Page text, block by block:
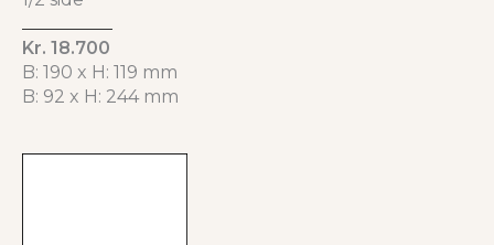
Kr. 18.700
B: 190 x H: 119 mm
B: 92 x H: 244 mm